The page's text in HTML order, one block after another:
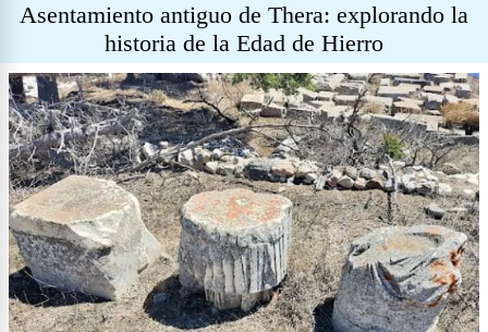
Asentamiento antiguo de Thera: explorando la
historia de la Edad de Hierro